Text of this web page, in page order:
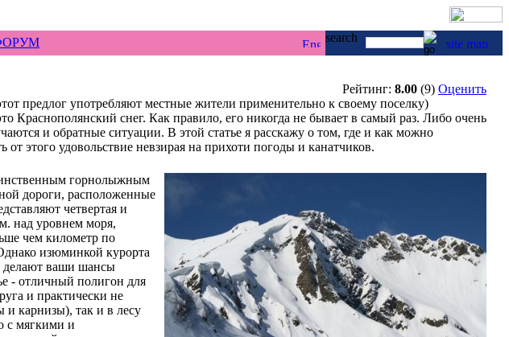
Рейтинг: 8.00 (9) Оценить
предлог употребляют местные жители применительно к своему поселку)
Краснополянский снег. Как правило, его никогда не бывает в самый раз. Либо очень
и обратные ситуации. В этой статье я расскажу о том, где и как можно
этого удовольствие невзирая на прихоти погоды и канатчиков.
горнолыжным
дороги, расположенные
четвертая и
над уровнем моря,
чем километр по
изюминкой курорта
делают ваши шансы
- отличный полигон для
и практически не
и карнизы), так и в лесу
с мягкими и